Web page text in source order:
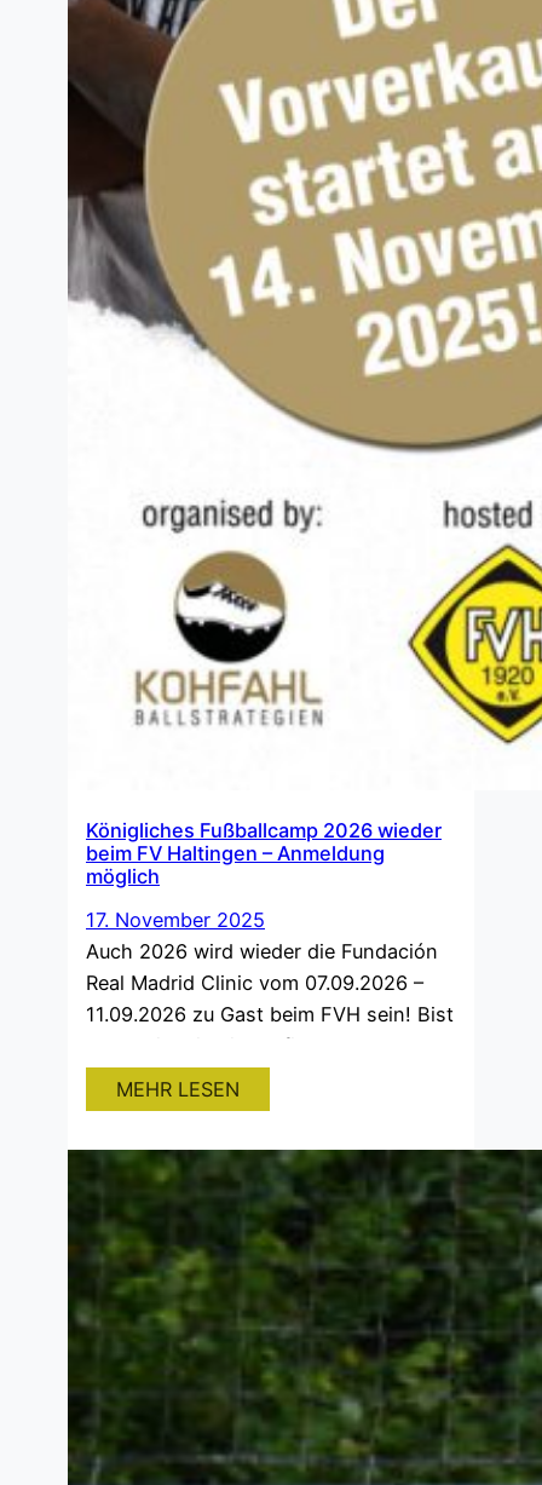
Königliches Fußballcamp 2026 wieder
beim FV Haltingen – Anmeldung
möglich
17. November 2025
Auch 2026 wird wieder die Fundación
Real Madrid Clinic vom 07.09.2026 –
11.09.2026 zu Gast beim FVH sein! Bist
du bereit, wie die Profis von Real
Madrid zu trainieren? In dem
königlichen Fußballcamp entwickelst
erfolgreichsten und größten Vereins
der Welt – sowohl fußballerisch als
auch charakterlich – weiter! Die
professionell ausgebildeten…
MEHR LESEN